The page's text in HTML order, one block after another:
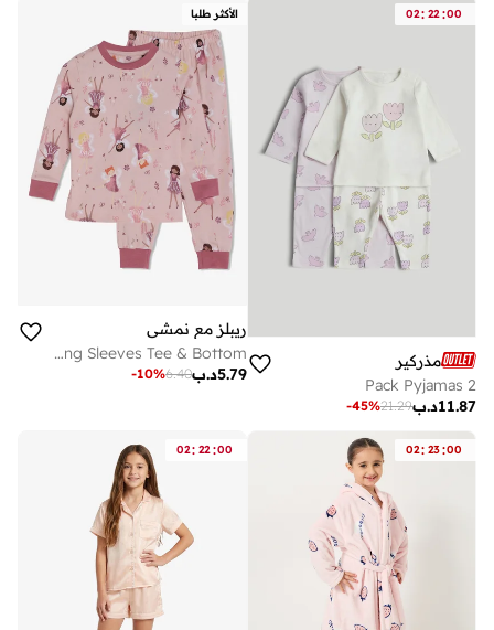
02: 22 :00
مذركير
2 Pack Pyjamas
د.ب11.87
21.29
-45%
الأكثر طلبا
ريبلز مع نمشي
Girls Pajama Set With Long Sleeves Tee & Bottom
د.ب5.79
6.40
-10%
02: 23:00
02: 22 :00